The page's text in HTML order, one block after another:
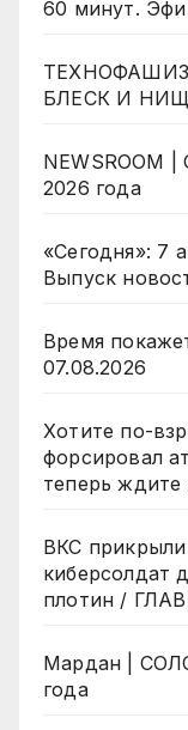
60 минут.
БЛЕСК И
NEWSROOM
2026 года
«Сегодня»: 7
Выпуск
Время
07.08.2026
Хотите по-
форсировал
теперь ждите
ВКС
киберсолдат
плотин /
Мардан |
года